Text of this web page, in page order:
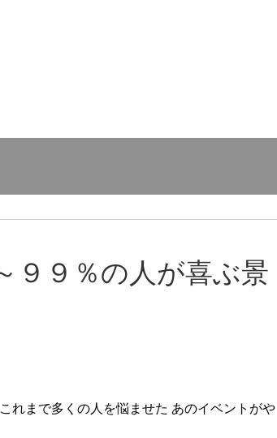
９９％の人が喜ぶ景
れまで多くの人を悩ませた あのイベントがや